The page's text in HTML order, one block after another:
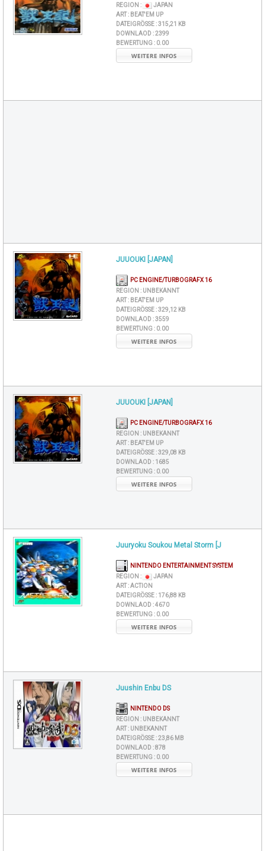
REGION :
JAPAN
ART : BEAT'EM UP
DATEIGRÖSSE : 315,21 KB
DOWNLAOD :2399
BEWERTUNG : 0.00
WEITERE INFOS
JUUOUKI [JAPAN]
PC ENGINE/TURBOGRAFX 16
REGION : UNBEKANNT
ART : BEAT'EM UP
DATEIGRÖSSE : 329,12 KB
DOWNLAOD :3559
BEWERTUNG : 0.00
WEITERE INFOS
JUUOUKI [JAPAN]
PC ENGINE/TURBOGRAFX 16
REGION : UNBEKANNT
ART : BEAT'EM UP
DATEIGRÖSSE : 329,08 KB
DOWNLAOD : 1685
BEWERTUNG : 0.00
WEITERE INFOS
Juuryoku Soukou Metal Storm [J
NINTENDO ENTERTAINMENT SYSTEM
REGION :
JAPAN
ART :ACTION
DATEIGRÖSSE : 176,88 KB
DOWNLAOD :4670
BEWERTUNG : 0.00
WEITERE INFOS
Juushin Enbu DS
NINTENDO DS
REGION : UNBEKANNT
ART : UNBEKANNT
DATEIGRÖSSE : 23,86 MB
DOWNLAOD :878
BEWERTUNG : 0.00
WEITERE INFOS